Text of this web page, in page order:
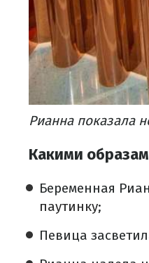
Рианна показала
Какими
Беременная
паутинку;
Певица